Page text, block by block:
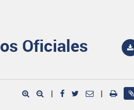
Oficiales
| |